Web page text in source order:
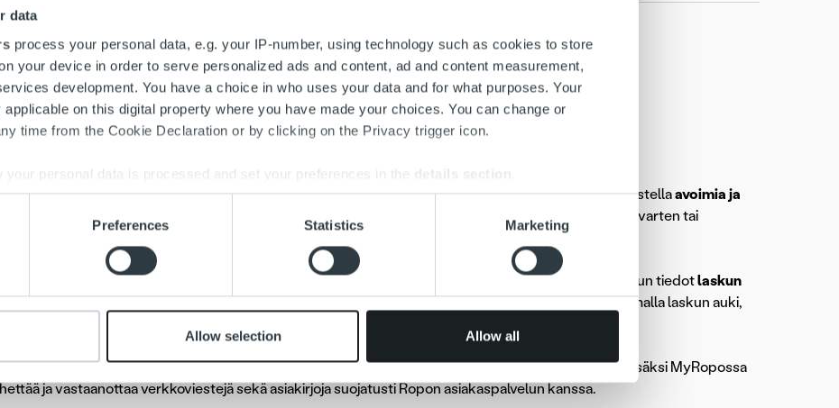
data
process your personal data, e.g. your IP-number, using technology such as cookies to store
your device in order to serve personalized ads and content, ad and content measurement,
development. You have a choice in who uses your data and for what purposes. Your
on this digital property where you have made your choices. You can change or
time from the Cookie Declaration or by clicking on the Privacy trigger icon.
your personal data is processed and set your preferences in the details section
content and ads, to provide social media features and to analyse our traffic. We also share
of our site with our social media, advertising and analytics partners who may combine it with
provided to them or that they’ve collected from your use of their services.
Preferences Statistics Marketing
Allow selection Allow all
ja perintään liittyvät asiat itsellesi sopivana ajankohtana. Voitmaksaalaskuja, tarkastellaavoimia ja
siirtää eräpäivää . Lisäksi voit ilmoittaa tilinumerosi
liikamaksun palautusta varten tai
aloitusnäkymään, josta voit helposti navigoida haluamasi laskun tietoihin. Voit myös hakea laskun tiedotlaskun
jaMyRopo-tunnuksella. Nämä tiedot löydät useimmiten laskun oikeasta yläkulmasta. Klikkaamalla laskun auki,
tavoittaaasiakaspalvelumme aukioloaikoina. Muina aikoina apunasi on ChatBot ja AI-avustaja. Lisäksi MyRopossa
ja vastaanottaa verkkoviestejä sekä asiakirjoja suojatusti Ropon asiakaspalvelun kanssa.